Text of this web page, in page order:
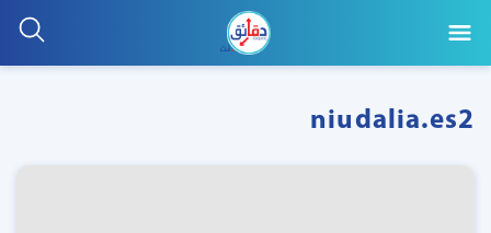
niudalia.es2